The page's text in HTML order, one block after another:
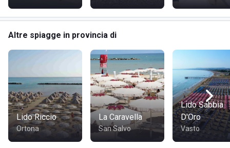
mezzi pubblici.
Altre spiagge in provincia di
Lido Riccio
Ortona
La Caravella
San Salvo
Lido Sabbia
D'Oro
Vasto